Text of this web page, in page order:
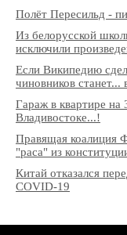
Полёт Пересильд -
Из белорусской
исключили
Если Википедию
чиновников станет...
Гараж в квартире
Владивостоке...!
Правящая коалиция
"раса" из
Китай отказался
COVID-19